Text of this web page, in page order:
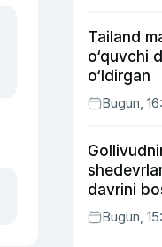
Tailand
o‘quvchi
o‘ldirgan
Bugun,
davrini
Bugun,